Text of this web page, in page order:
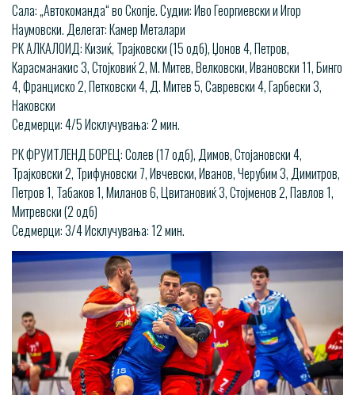
Сала: „Автокоманда“ во Скопје. Судии: Иво Георгиевски и Игор
Наумовски. Делегат: Камер Металари
РК АЛКАЛОИД: Кизиќ, Трајковски (15 одб), Џонов 4, Петров,
Карасманакис 3, Стојковиќ 2, М. Митев, Велковски, Ивановски 11, Бинго
4, Франциско 2, Петковски 4, Д. Митев 5, Савревски 4, Гарбески 3,
Наковски
Седмерци: 4/5 Исклучувања: 2 мин.
РК ФРУИТЛЕНД БОРЕЦ: Солев (17 одб), Димов, Стојановски 4,
Трајковски 2, Трифуновски 7, Ивчевски, Иванов, Черубим 3, Димитров,
Петров 1, Табаков 1, Миланов 6, Цвитановиќ 3, Стојменов 2, Павлов 1,
Митревски (2 одб)
​Седмерци: 3/4 Исклучувања: 12 мин.